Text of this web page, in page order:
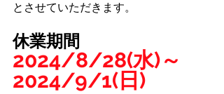
とさせていただきます。
休業期間
2024/8/28(水)～
2024/9/1(日)